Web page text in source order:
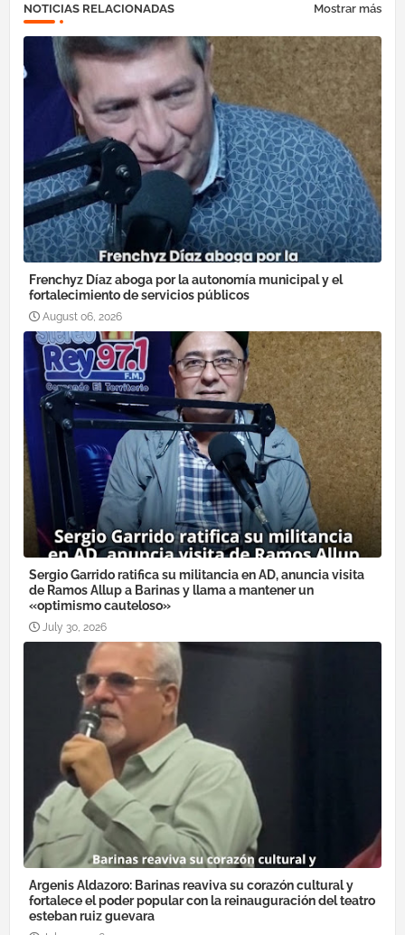
NOTICIAS RELACIONADAS Mostrar más
Frenchyz Díaz aboga por la autonomía municipal y el
fortalecimiento de servicios públicos
August 06, 2026
Sergio Garrido ratifica su militancia en AD, anuncia visita
de Ramos Allup a Barinas y llama a mantener un
«optimismo cauteloso»
July 30, 2026
Argenis Aldazoro: Barinas reaviva su corazón cultural y
fortalece el poder popular con la reinauguración del teatro
esteban ruiz guevara